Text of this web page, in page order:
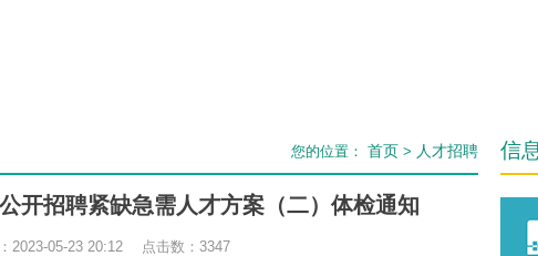
您的位置： 首页 > 人才招聘
开招聘紧缺急需人才方案（二）体检通知
2023-05-23 20:12 点击数： 3347
信